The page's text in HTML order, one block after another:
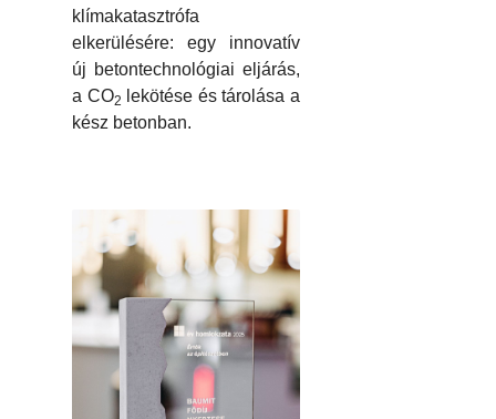
klímakatasztrófa
elkerülésére: egy innovatív
új betontechnológiai eljárás,
a CO2
lekötése és tárolása a
kész betonban.